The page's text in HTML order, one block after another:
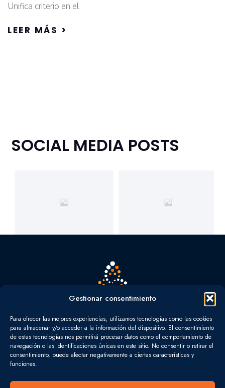
Gestionar consentimiento
Para ofrecer las mejores experiencias, utilizamos tecnologías como las cookies
para almacenar y/o acceder a la información del dispositivo. El consentimiento
de estas tecnologías nos permitirá procesar datos como el comportamiento de
navegación o las identificaciones únicas en este sitio. No consentir o retirar el
consentimiento, puede afectar negativamente a ciertas características y
funciones.
Unifica criterio en el
LEER MÁS >
SOCIAL MEDIA POSTS
CONSULTING 21
TAX GROUP
L
i
n
I
n
s
NAVEGA
INICIO